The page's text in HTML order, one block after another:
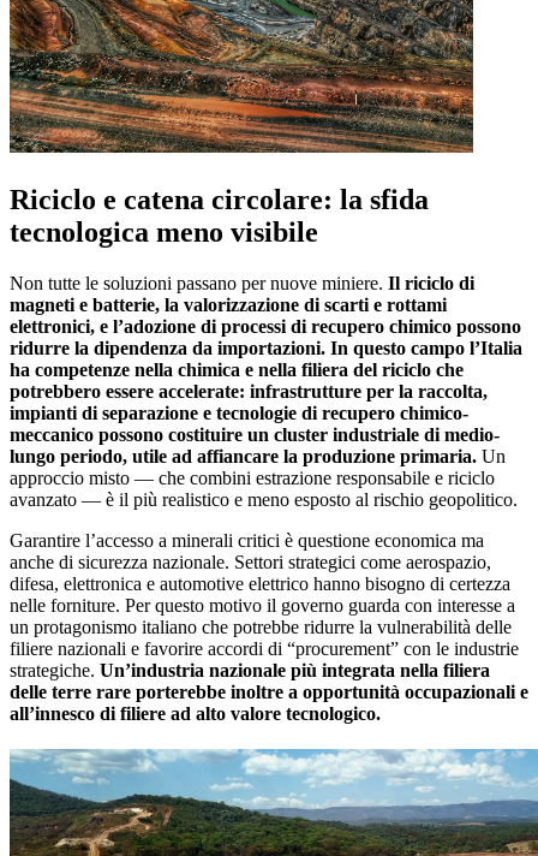
Riciclo e catena circolare: la sfida
tecnologica meno visibile
Non tutte le soluzioni passano per nuove miniere. Il riciclo di
magneti e batterie, la valorizzazione di scarti e rottami
elettronici, e l’adozione di processi di recupero chimico possono
ridurre la dipendenza da importazioni. In questo campo l’Italia
ha competenze nella chimica e nella filiera del riciclo che
potrebbero essere accelerate: infrastrutture per la raccolta,
impianti di separazione e tecnologie di recupero chimico-
meccanico possono costituire un cluster industriale di medio-
lungo periodo, utile ad affiancare la produzione primaria. Un
approccio misto — che combini estrazione responsabile e riciclo
avanzato — è il più realistico e meno esposto al rischio geopolitico.
Garantire l’accesso a minerali critici è questione economica ma
anche di sicurezza nazionale. Settori strategici come aerospazio,
difesa, elettronica e automotive elettrico hanno bisogno di certezza
nelle forniture. Per questo motivo il governo guarda con interesse a
un protagonismo italiano che potrebbe ridurre la vulnerabilità delle
filiere nazionali e favorire accordi di “procurement” con le industrie
strategiche. Un’industria nazionale più integrata nella filiera
delle terre rare porterebbe inoltre a opportunità occupazionali e
all’innesco di filiere ad alto valore tecnologico.